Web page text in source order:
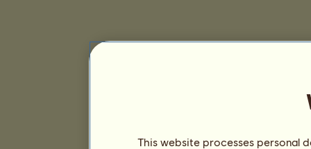
This website processes personal